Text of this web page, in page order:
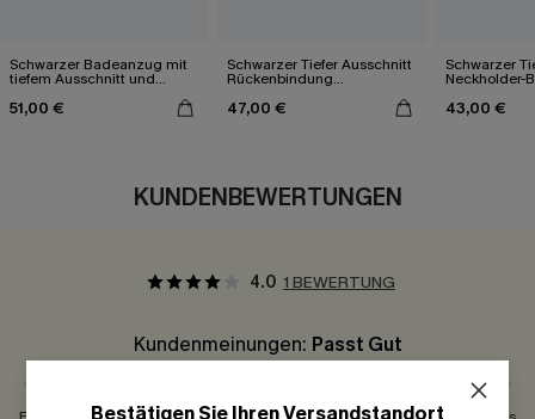
Schwarzer Badeanzug mit
tiefem Ausschnitt und
51,00 €
Schwarzer Tiefer Ausschnitt
Rückenbindung
47,00 €
Schwarzer
Neckholder-
43,00 €
KUNDENBEWERTUNGEN
4.0 1 BEWERTUNG
Kundenmeinungen: Passt Gut
Bestätigen Sie Ihren Versandstandort